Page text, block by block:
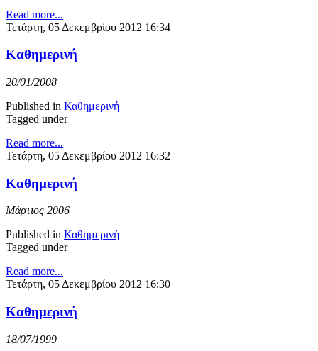
Read more...
Τετάρτη, 05 Δεκεμβρίου 2012 16:34
Καθημερινή
20/01/2008
Published in Καθημερινή
Tagged under
Read more...
Τετάρτη, 05 Δεκεμβρίου 2012 16:32
Καθημερινή
Μάρτιος 2006
Published in Καθημερινή
Tagged under
Read more...
Τετάρτη, 05 Δεκεμβρίου 2012 16:30
Καθημερινή
18/07/1999